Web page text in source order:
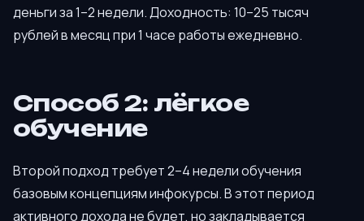
деньги за 1–2 недели. Доходность: 10–25 тысяч
рублей в месяц при 1 часе работы ежедневно.
Способ 2: лёгкое
обучение
Второй подход требует 2–4 недели обучения
базовым концепциям инфокурсы. В этот период
активного дохода не будет, но закладывается